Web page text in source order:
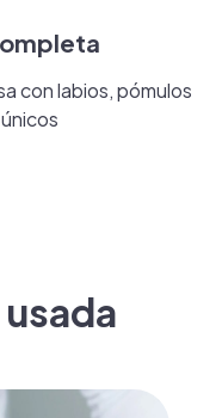
con labios, pómulos
usada